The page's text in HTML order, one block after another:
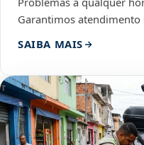
Garantimos atendimento
SAIBA MAIS